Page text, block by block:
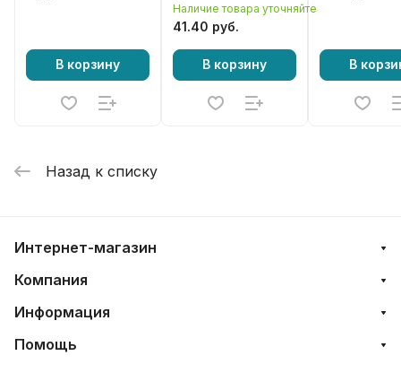
В корзину
Наличие товара уточняйте
41.40 руб.
В корзину В
Назад к списку
Интернет-магазин
Компания
Информация
Помощь